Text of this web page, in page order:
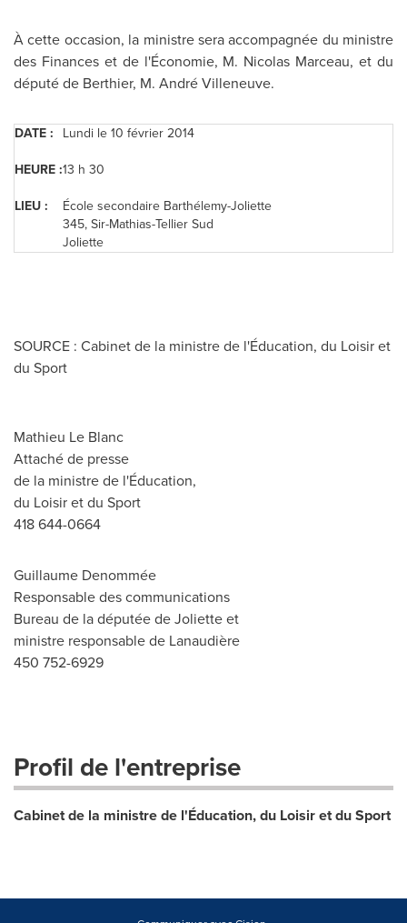
À cette occasion, la ministre sera accompagnée du ministre
des Finances et de l'Économie, M. Nicolas Marceau, et du
député de Berthier, M. André Villeneuve.
DATE : Lundi le 10 février 2014
HEURE:13 h 30
LIEU :
École secondaire Barthélemy-Joliette
345, Sir-Mathias-Tellier Sud
Joliette
SOURCE : Cabinet de la ministre de l'Éducation, du Loisir et
du Sport
Mathieu Le Blanc
Attaché de presse
de la ministre de l'Éducation,
du Loisir et du Sport
418 644-0664
Guillaume Denommée
Responsable des communications
Bureau de la députée de Joliette et
ministre responsable de Lanaudière
450 752-6929
Profil de l'entreprise
Cabinet de la ministre de l'Éducation, du Loisir et du Sport